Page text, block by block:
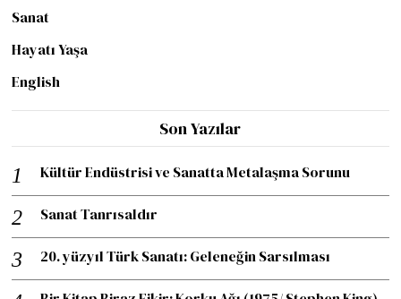
Sanat
Hayatı Yaşa
English
Son Yazılar
Kültür Endüstrisi ve Sanatta Metalaşma Sorunu
Sanat Tanrısaldır
20. yüzyıl Türk Sanatı: Geleneğin Sarsılması